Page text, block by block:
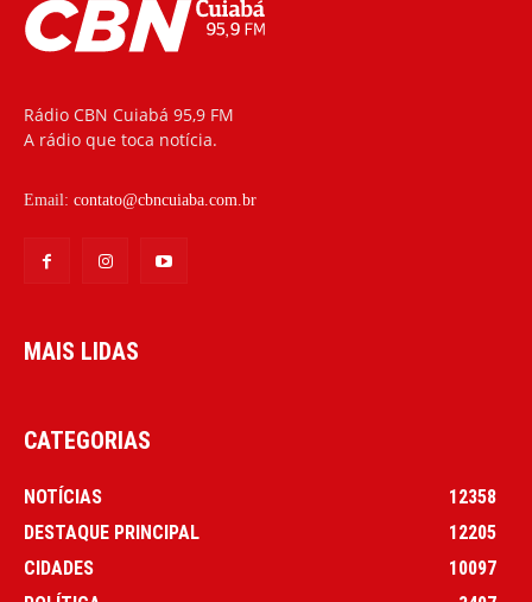
Rádio CBN Cuiabá 95,9 FM
A rádio que toca notícia.
Email: contato@cbncuiaba.com.br
MAIS LIDAS
CATEGORIAS
NOTÍCIAS
12358
DESTAQUE PRINCIPAL
12205
CIDADES
10097